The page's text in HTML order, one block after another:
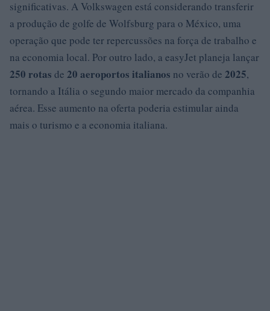
significativas. A Volkswagen está considerando transferir
a produção de golfe de Wolfsburg para o México, uma
operação que pode ter repercussões na força de trabalho e
na economia local. Por outro lado, a easyJet planeja lançar
250 rotas de 20 aeroportos italianos no verão de 2025,
tornando a Itália o segundo maior mercado da companhia
aérea. Esse aumento na oferta poderia estimular ainda
mais o turismo e a economia italiana.